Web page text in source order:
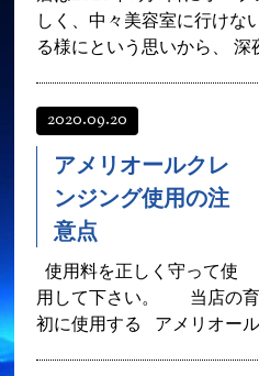
しく、中々美容室に行けな
る様にという思いから、 深
2020.09.20
アメリオールクレ
ンジング使用の注
意点
使用料を正しく守って使
用して下さい。 当店の育
初に使用する アメリオー